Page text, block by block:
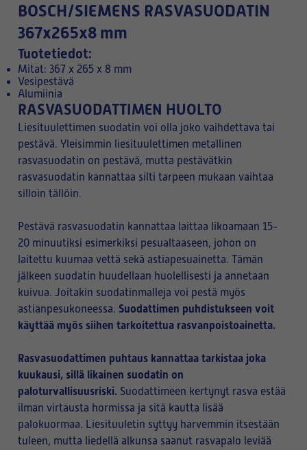
BOSCH/SIEMENS RASVASUODATIN
367x265x8 mm
Tuotetiedot:
Mitat: 367 x 265 x 8 mm
Vesipestävä
Alumiinia
RASVASUODATTIMEN HUOLTO
Liesituulettimen suodatin voi olla joko vaihdettava tai
pestävä. Yleisimmin liesituulettimen metallinen
rasvasuodatin on pestävä, mutta pestävätkin
rasvasuodatin kannattaa silti tarpeen mukaan vaihtaa
silloin tällöin.
Pestävä rasvasuodatin kannattaa laittaa likoamaan 15-
20 minuutiksi esimerkiksi pesualtaaseen, johon on
laitettu kuumaa vettä sekä astiapesuainetta. Tämän
jälkeen suodatin huudellaan huolellisesti ja annetaan
kuivua. Joitakin suodatinmalleja voi pestä myös
astianpesukoneessa. Suodattimen puhdistukseen voit
käyttää myös siihen tarkoitettua rasvanpoistoainetta.
Rasvasuodattimen puhtaus kannattaa tarkistaa joka
kuukausi, sillä likainen suodatin on
paloturvallisuusriski. Suodattimeen kertynyt rasva estää
ilman virtausta hormissa ja sitä kautta lisää
palokuormaa. Liesituuletin syttyy harvemmin itsestään
tuleen, mutta liedellä alkunsa saanut rasvapalo leviää